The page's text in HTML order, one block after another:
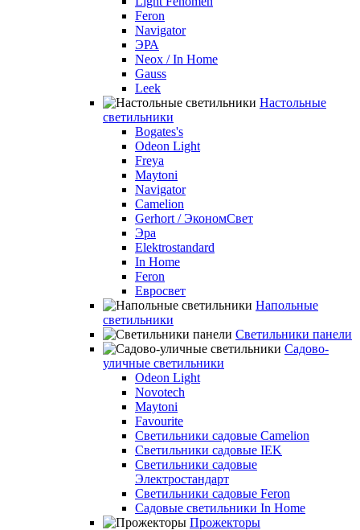
Feron
Navigator
ЭРА
Neox / In Home
Gauss
Leek
Настольные
светильники
Bogates's
Odeon Light
Freya
Maytoni
Navigator
Camelion
Gerhort / ЭкономСвет
Эра
Elektrostandard
In Home
Feron
Евросвет
Напольные
светильники
Светильники панели
Садово-
уличные светильники
Odeon Light
Novotech
Maytoni
Favourite
Светильники садовые Camelion
Светильники садовые IEK
Светильники садовые
Электростандарт
Светильники садовые Feron
Садовые светильники In Home
Прожекторы